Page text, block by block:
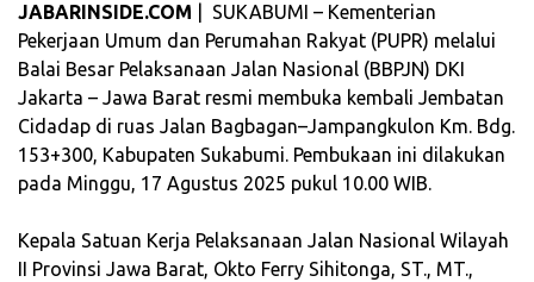
JABARINSIDE.COM | SUKABUMI – Kementerian
Pekerjaan Umum dan Perumahan Rakyat (PUPR) melalui
Balai Besar Pelaksanaan Jalan Nasional (BBPJN) DKI
Jakarta – Jawa Barat resmi membuka kembali Jembatan
Cidadap di ruas Jalan Bagbagan–Jampangkulon Km. Bdg.
153+300, Kabupaten Sukabumi. Pembukaan ini dilakukan
pada Minggu, 17 Agustus 2025 pukul 10.00 WIB.
‎Kepala Satuan Kerja Pelaksanaan Jalan Nasional Wilayah
II Provinsi Jawa Barat, Okto Ferry Sihitonga, ST., MT.,